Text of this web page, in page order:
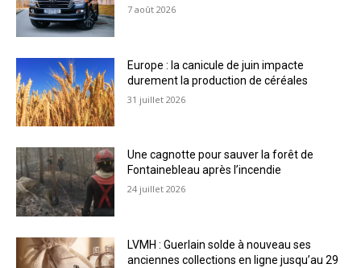
7 août 2026
Europe : la canicule de juin impacte
durement la production de céréales
31 juillet 2026
Une cagnotte pour sauver la forêt de
Fontainebleau après l’incendie
24 juillet 2026
LVMH : Guerlain solde à nouveau ses
anciennes collections en ligne jusqu’au 29